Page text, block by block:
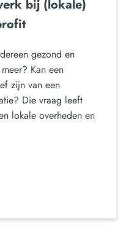
bij (lokale)
gezond en
Kan een
zijn van een
Die vraag leeft
lokale overheden en